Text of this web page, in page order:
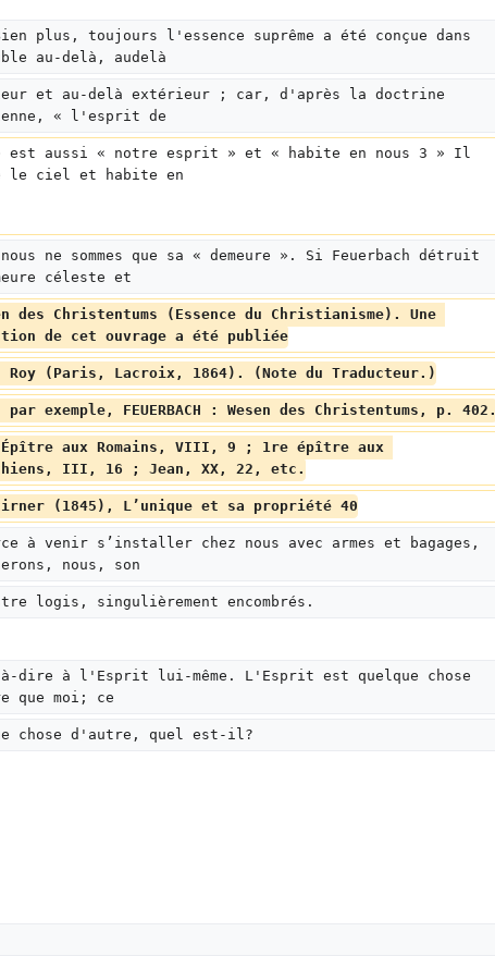
plus, toujours l'essence suprême a été conçue dans
au-delà, audelà
et au-delà extérieur ; car, d'après la doctrine
« l'esprit de
est aussi « notre esprit » et « habite en nous 3 » Il
le ciel et habite en
ne sommes que sa « demeure ». Si Feuerbach détruit
céleste et
des Christentums (Essence du Christianisme). Une
de cet ouvrage a été publiée
Roy (Paris, Lacroix, 1864). (Note du Traducteur.)
exemple, FEUERBACH : Wesen des Christentums, p. 402.
aux Romains, VIII, 9 ; 1re épître aux
III, 16 ; Jean, XX, 22, etc.
(1845), L’unique et sa propriété 40
à venir s’installer chez nous avec armes et bagages,
nous, son
logis, singulièrement encombrés.
dire à l'Esprit lui-même. L'Esprit est quelque chose
que moi; ce
chose d'autre, quel est-il?